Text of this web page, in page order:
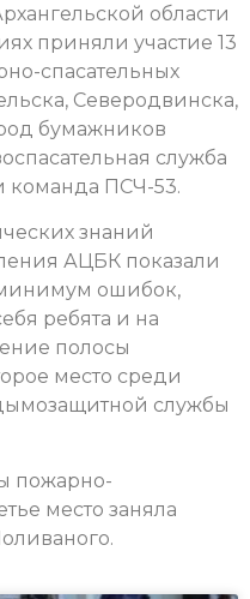
области
приняли участие 13
спасательных
Северодвинска,
бумажников
служба
команда ПСЧ-53.
знаний
АЦБК показали
минимум ошибок,
ребята и на
полосы
место среди
службы
пожарно-
место заняла